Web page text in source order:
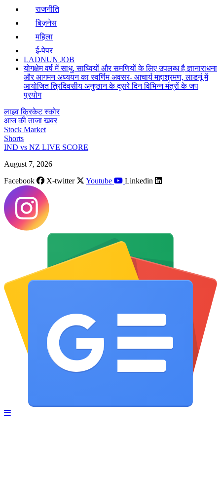
राजनीति
बिज़नेस
महिला
ई-पेपर
LADNUN JOB
योगक्षेम वर्ष में साधु, साध्वियों और समणियों के लिए उपलब्ध है ज्ञानाराधना
और आगमन अध्ययन का स्वर्णिम अवसर- आचार्य महाश्रमण, लाडनूं में
आयोजित त्रिदिवसीय अनुष्ठान के दूसरे दिन विभिन्न मंत्रों के जप
प्रयोग
लाइव क्रिकेट स्कोर
आज की ताजा खबर
Stock Market
Shorts
IND vs NZ LIVE SCORE
August 7, 2026
Facebook
X-twitter Youtube Linkedin